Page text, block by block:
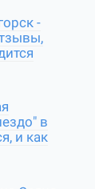
-
в
и как